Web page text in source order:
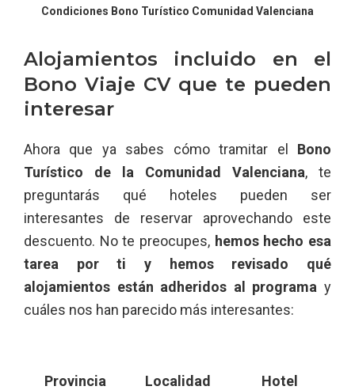
Condiciones Bono Turístico Comunidad Valenciana
Alojamientos incluido en el
Bono Viaje CV que te pueden
interesar
Ahora que ya sabes cómo tramitar el Bono
Turístico de la Comunidad Valenciana, te
preguntarás qué hoteles pueden ser
interesantes de reservar aprovechando este
descuento. No te preocupes, hemos hecho esa
tarea por ti y hemos revisado qué
alojamientos están adheridos al programa y
cuáles nos han parecido más interesantes:
Provincia Localidad Hotel